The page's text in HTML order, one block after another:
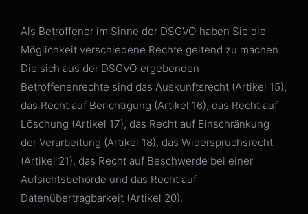
Als Betroffener im Sinne der DSGVO haben Sie die
Möglichkeit verschiedene Rechte geltend zu machen.
Die sich aus der DSGVO ergebenden
Betroffenenrechte sind das Auskunftsrecht (Artikel 15),
das Recht auf Berichtigung (Artikel 16), das Recht auf
Löschung (Artikel 17), das Recht auf Einschränkung
der Verarbeitung (Artikel 18), das Widerspruchsrecht
(Artikel 21), das Recht auf Beschwerde bei einer
Aufsichtsbehörde und das Recht auf
Datenübertragbarkeit (Artikel 20).